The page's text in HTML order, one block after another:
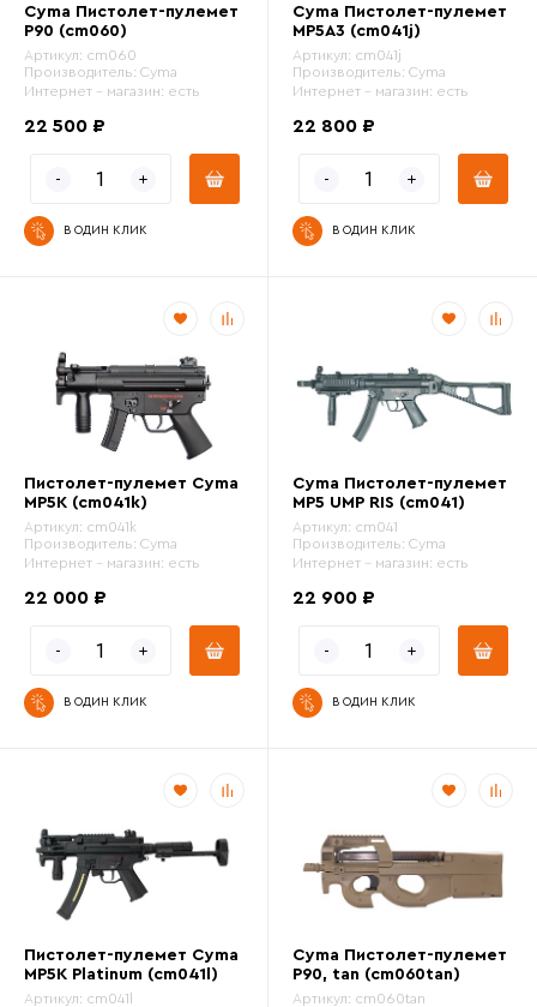
Модель
Принцип действия
Движение затворной рамы (blowback)
Цвет
Емкость магазина
Cyma Пистолет-пулемет
P90 (cm060)
Артикул: cm060
Производитель: Cyma
Интернет - магазин: есть
22 500 ₽
В ОДИН КЛИК
Cyma Пистолет-пулемет
MP5A3 (cm041j)
Артикул: cm041j
Производитель: Cyma
Интернет - магазин: есть
22 800 ₽
В ОДИН КЛИК
Пистолет-пулемет Cyma
MP5K (cm041k)
Артикул: cm041k
Производитель: Cyma
Интернет - магазин: есть
22 000 ₽
В ОДИН КЛИК
Cyma Пистолет-пулемет
MP5 UMP RIS (cm041)
Артикул: cm041
Производитель: Cyma
Интернет - магазин: есть
22 900 ₽
В ОДИН КЛИК
Пистолет-пулемет Cyma
MP5К Platinum (cm041l)
Артикул: cm041l
Cyma Пистолет-пулемет
P90, tan (cm060tan)
Артикул: cm060tan